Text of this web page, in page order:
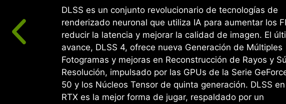
DLSS es un conjunto revolucionario de tecnologías de
renderizado neuronal que utiliza IA para aumentar los
reducir la latencia y mejorar la calidad de imagen. ‌El
avance, DLSS 4, ofrece nueva Generación de Múltiples
Fotogramas y mejoras en Reconstrucción de Rayos y
Resolución, impulsado por las GPUs de la Serie
50 y los Núcleos Tensor de quinta generación. DLSS en
RTX es la mejor forma de jugar, respaldado por un